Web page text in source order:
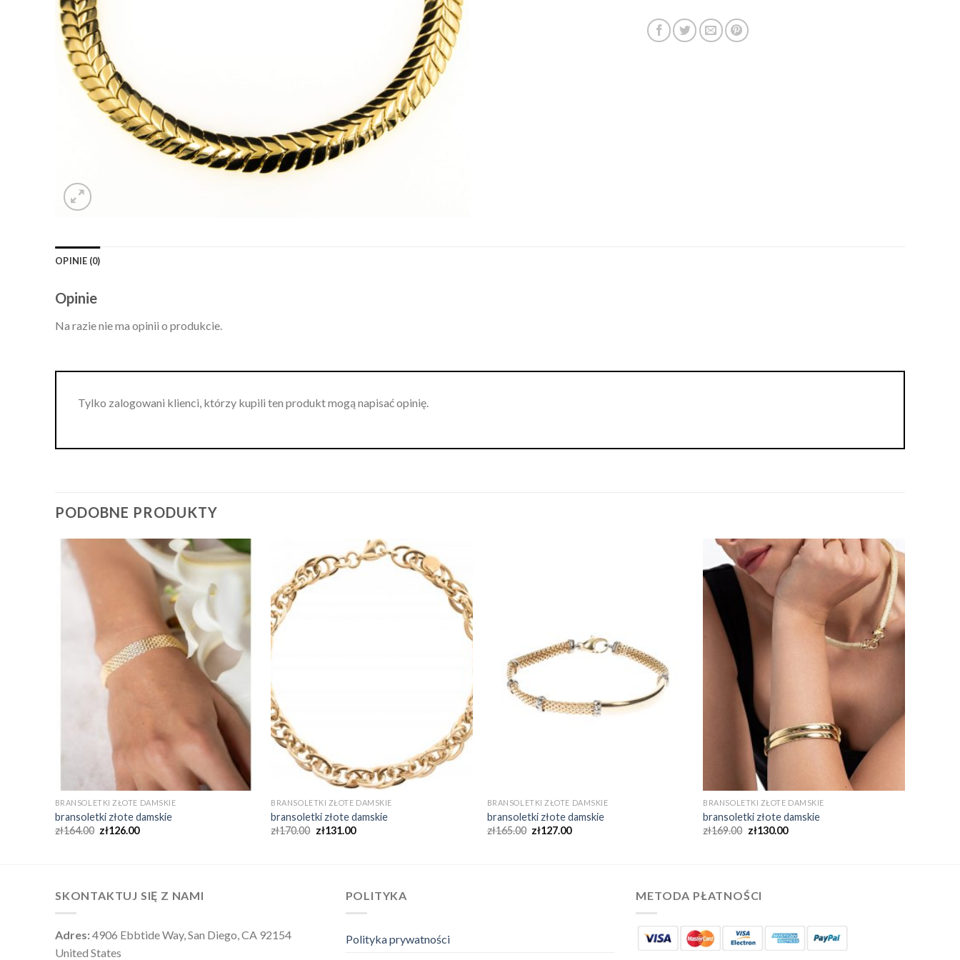
OPINIE (0)
Opinie
Na razie nie ma opinii o produkcie.
Tylko zalogowani klienci, którzy kupili ten produkt mogą napisać opinię.
PODOBNE PRODUKTY
BRANSOLETKI ZŁOTE DAMSKIE
bransoletki złote damskie
zł164.00 zł126.00
BRANSOLETKI ZŁOTE DAMSKIE
bransoletki złote damskie
zł170.00 zł131.00
BRANSOLETKI ZŁOTE DAMSKIE
bransoletki złote damskie
zł165.00 zł127.00
BRANSOLETKI ZŁOTE DAMSKIE
bransoletki złote damskie
zł169.00 zł130.00
SKONTAKTUJ SIĘ Z NAMI
Adres:4906 Ebbtide Way, San Diego, CA 92154
United States
POLITYKA
Polityka prywatności
METODA PŁATNOŚCI